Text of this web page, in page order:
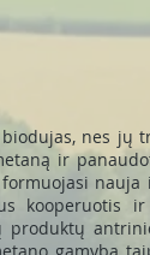
nes jų
ir
nauja
kooperuotis